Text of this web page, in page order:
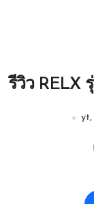
รีวิว RELX
yt,